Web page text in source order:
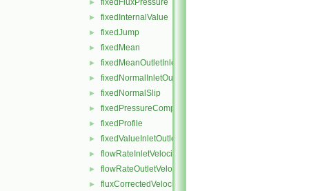
► fixedFluxPressure
► fixedInternalValue
► fixedJump
► fixedMean
► fixedMeanOutletInlet
► fixedNormalInletOutletVelocity
► fixedNormalSlip
► fixedPressureCompressibleDensity
► fixedProfile
► fixedValueInletOutlet
► flowRateInletVelocity
► flowRateOutletVelocity
► fluxCorrectedVelocity